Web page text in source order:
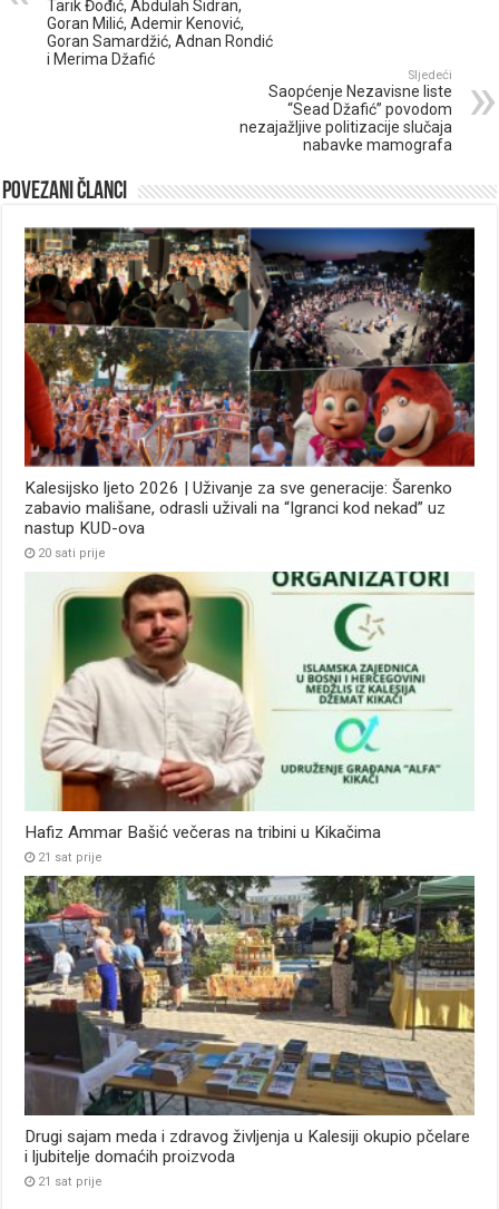
Tarik Đođić, Abdulah Sidran,
Goran Milić, Ademir Kenović,
Goran Samardžić, Adnan Rondić
i Merima Džafić
Sljedeći
Saopćenje Nezavisne liste
“Sead Džafić” povodom
nezajažljive politizacije slučaja
nabavke mamografa
Povezani članci
Kalesijsko ljeto 2026 | Uživanje za sve generacije: Šarenko
zabavio mališane, odrasli uživali na “Igranci kod nekad” uz
nastup KUD-ova
20 sati prije
Hafiz Ammar Bašić večeras na tribini u Kikačima
21 sat prije
Drugi sajam meda i zdravog življenja u Kalesiji okupio pčelare
i ljubitelje domaćih proizvoda
21 sat prije